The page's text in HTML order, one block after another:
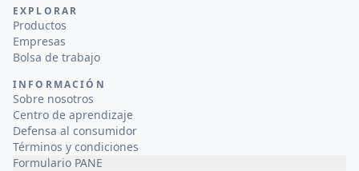
EXPLORAR
Productos
Empresas
Bolsa de trabajo
INFORMACIÓN
Sobre nosotros
Centro de aprendizaje
Defensa al consumidor
Términos y condiciones
Formulario PANE